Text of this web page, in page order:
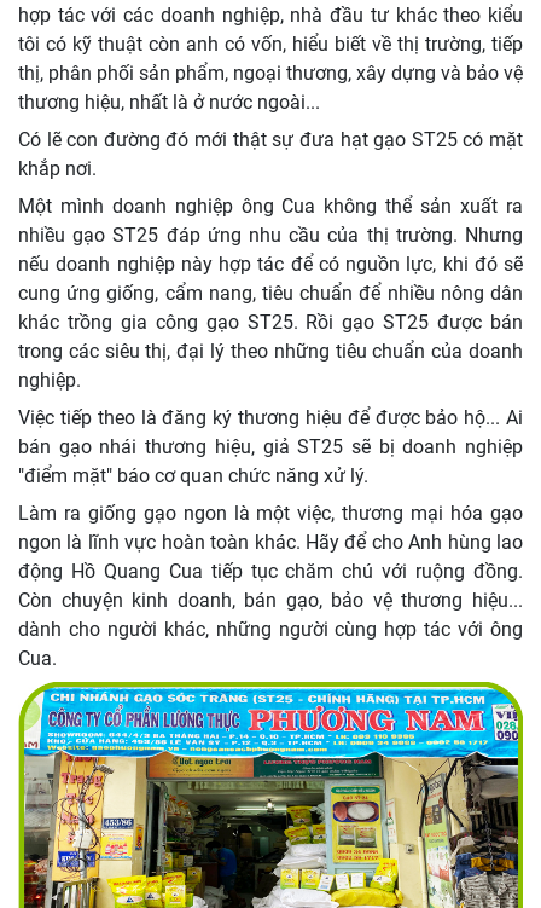
hợp tác với các doanh nghiệp, nhà đầu tư khác theo kiểu
tôi có kỹ thuật còn anh có vốn, hiểu biết về thị trường, tiếp
thị, phân phối sản phẩm, ngoại thương, xây dựng và bảo vệ
thương hiệu, nhất là ở nước ngoài...
Có lẽ con đường đó mới thật sự đưa hạt gạo ST25 có mặt
khắp nơi.
Một mình doanh nghiệp ông Cua không thể sản xuất ra
nhiều gạo ST25 đáp ứng nhu cầu của thị trường. Nhưng
nếu doanh nghiệp này hợp tác để có nguồn lực, khi đó sẽ
cung ứng giống, cẩm nang, tiêu chuẩn để nhiều nông dân
khác trồng gia công gạo ST25. Rồi gạo ST25 được bán
trong các siêu thị, đại lý theo những tiêu chuẩn của doanh
nghiệp.
Việc tiếp theo là đăng ký thương hiệu để được bảo hộ... Ai
bán gạo nhái thương hiệu, giả ST25 sẽ bị doanh nghiệp
"điểm mặt" báo cơ quan chức năng xử lý.
Làm ra giống gạo ngon là một việc, thương mại hóa gạo
ngon là lĩnh vực hoàn toàn khác. Hãy để cho Anh hùng lao
động Hồ Quang Cua tiếp tục chăm chú với ruộng đồng.
Còn chuyện kinh doanh, bán gạo, bảo vệ thương hiệu...
dành cho người khác, những người cùng hợp tác với ông
Cua.